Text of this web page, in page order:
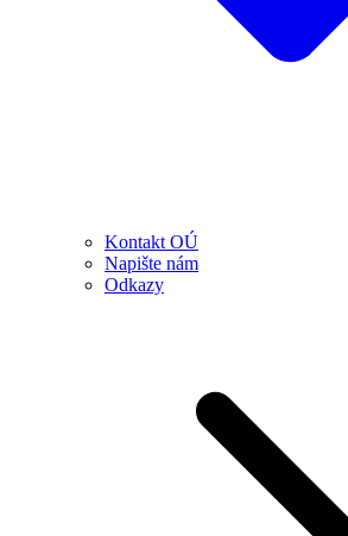
Kontakt OÚ
Napište nám
Odkazy